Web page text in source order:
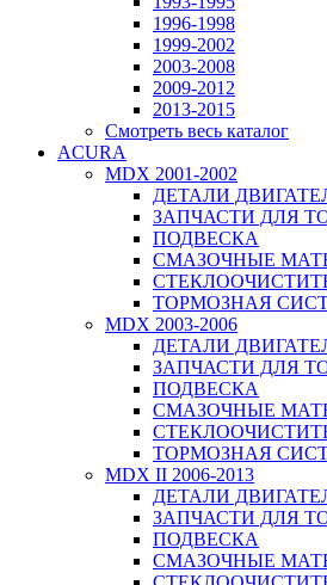
1996-1998
1999-2002
2003-2008
2009-2012
2013-2015
Смотреть весь каталог
ACURA
MDX 2001-2002
ДЕТАЛИ
ЗАПЧАСТИ ДЛЯ
ПОДВЕСКА
СМАЗОЧНЫЕ
ТОРМОЗНАЯ
MDX 2003-2006
ДЕТАЛИ
ЗАПЧАСТИ ДЛЯ
ПОДВЕСКА
СМАЗОЧНЫЕ
ТОРМОЗНАЯ
MDX II 2006-2013
ДЕТАЛИ
ЗАПЧАСТИ ДЛЯ
ПОДВЕСКА
СМАЗОЧНЫЕ